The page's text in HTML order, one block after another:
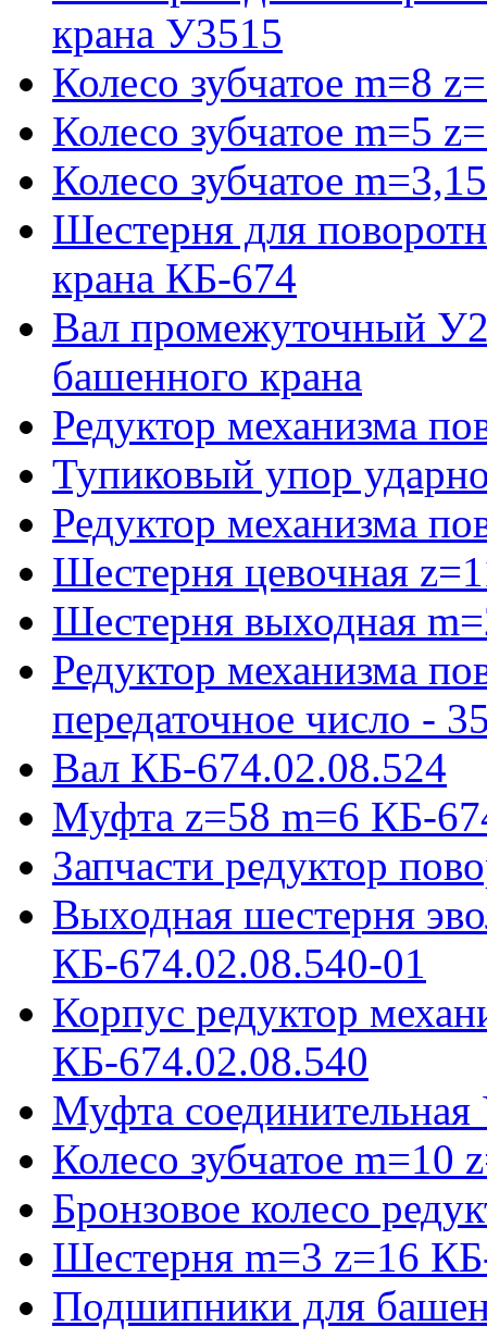
крана У3515
Колесо зубчатое m=8
Колесо зубчатое m=5
Колесо зубчатое
Шестерня для
крана КБ-674
Вал промежуточный
башенного крана
Редуктор механизма
Тупиковый упор
Редуктор механизма
Шестерня цевочная
Шестерня выходная
Редуктор механизма
передаточное число -
Вал КБ-674.02.08.524
Муфта z=58 m=6 КБ-
Запчасти редуктор
Выходная шестерня
КБ-674.02.08.540-01
Корпус редуктор
КБ-674.02.08.540
Муфта соединительная
Колесо зубчатое
Бронзовое колесо
Шестерня m=3 z=16
Подшипники для